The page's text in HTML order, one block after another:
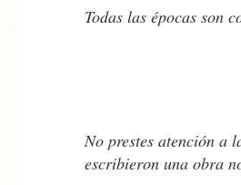
Todas las épocas son
No prestes atención a
escribieron una obra